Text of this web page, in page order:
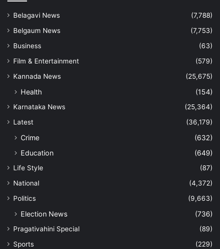
Belagavi News
(7,788)
Belgaum News
(7,753)
Business
(63)
Film & Entertainment
(579)
Kannada News
(25,675)
Health (154)
Karnataka News
(25,364)
Latest
(36,179)
Crime
(632)
Education
(649)
Life Style
(87)
National
(4,372)
Politics
(9,663)
Election News (736)
Pragativahini Special
(89)
Sports
(229)